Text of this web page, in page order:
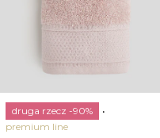
druga rzecz -90%
premium line